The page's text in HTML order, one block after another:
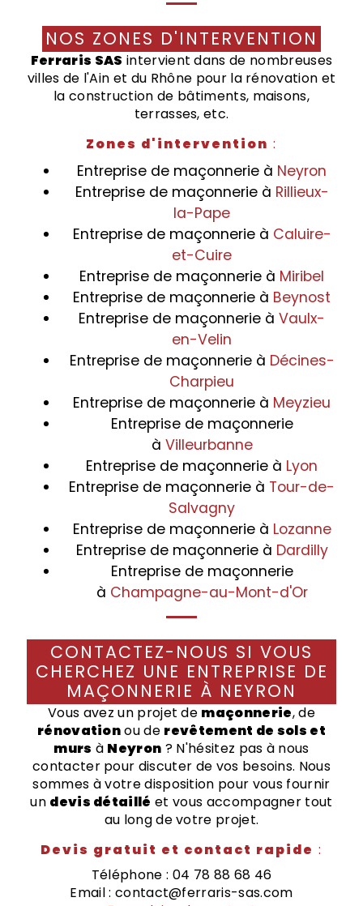
NOS ZONES D'INTERVENTION
Ferraris SAS intervient dans de nombreuses
villes de l'Ain et du Rhône pour la rénovation et
la construction de bâtiments, maisons,
terrasses, etc.
Zones d'intervention :
Entreprise de maçonnerie à Neyron
Entreprise de maçonnerie à Rillieux-
la-Pape
Entreprise de maçonnerie à Caluire-
et-Cuire
Entreprise de maçonnerie à Miribel
Entreprise de maçonnerie à Beynost
Entreprise de maçonnerie à Vaulx-
en-Velin
Entreprise de maçonnerie à Décines-
Charpieu
Entreprise de maçonnerie à Meyzieu
Entreprise de maçonnerie
à Villeurbanne
Entreprise de maçonnerie à Lyon
Entreprise de maçonnerie à Tour-de-
Salvagny
Entreprise de maçonnerie à Lozanne
Entreprise de maçonnerie à Dardilly
Entreprise de maçonnerie
à Champagne-au-Mont-d'Or
CONTACTEZ-NOUS SI VOUS
CHERCHEZ UNE ENTREPRISE DE
MAÇONNERIE À NEYRON
Vous avez un projet de maçonnerie, de
rénovationou de revêtement de sols et
murs à Neyron ? N'hésitez pas à nous
contacter pour discuter de vos besoins. Nous
sommes à votre disposition pour vous fournir
un devis détaillé et vous accompagner tout
au long de votre projet.
Devis gratuit et contact rapide :
Téléphone : 04 78 88 68 46
Email : contact@ferraris-sas.com